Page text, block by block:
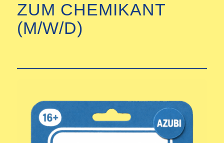
ZUM CHEMIKANT
(M/W/D)